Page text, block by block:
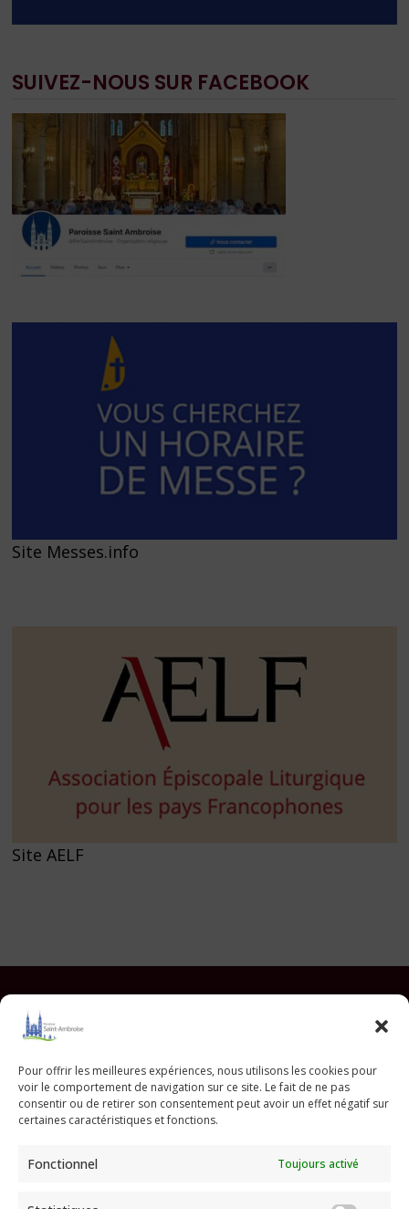
Pour offrir les meilleures expériences, nous utilisons les cookies pour
voir le comportement de navigation sur ce site. Le fait de ne pas
consentir ou de retirer son consentement peut avoir un effet négatif sur
certaines caractéristiques et fonctions.
Fonctionnel Toujours activé
SUIVEZ-NOUS SUR FACEBOOK
Site Messes.info
Site AELF
Paroisse Saint Ambroise
33 avenue Parmentier - 75011 Paris
01 43 55 56 18